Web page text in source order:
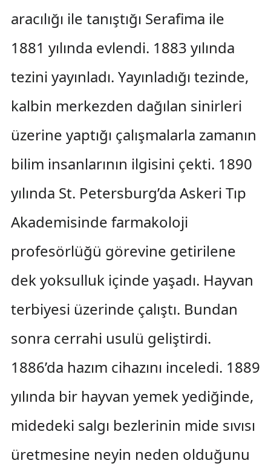
aracılığı ile tanıştığı Serafima ile
1881 yılında evlendi. 1883 yılında
tezini yayınladı. Yayınladığı tezinde,
kalbin merkezden dağılan sinirleri
üzerine yaptığı çalışmalarla zamanın
bilim insanlarının ilgisini çekti. 1890
yılında St. Petersburg’da Askeri Tıp
Akademisinde farmakoloji
profesörlüğü görevine getirilene
dek yoksulluk içinde yaşadı. Hayvan
terbiyesi üzerinde çalıştı. Bundan
sonra cerrahi usulü geliştirdi.
1886’da hazım cihazını inceledi. 1889
yılında bir hayvan yemek yediğinde,
midedeki salgı bezlerinin mide sıvısı
üretmesine neyin neden olduğunu